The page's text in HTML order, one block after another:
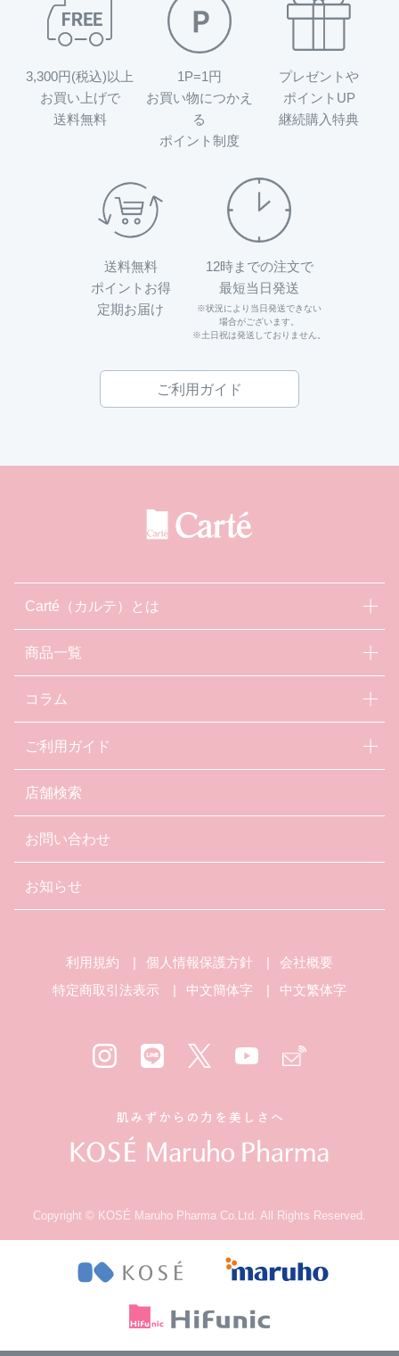
3,300円(税込)以上
お買い上げで
送料無料
1P=1円
お買い物につかえ
る
ポイント制度
プレゼントや
ポイントUP
継続購入特典
送料無料
ポイントお得
定期お届け
12時までの注文で
最短当日発送
※状況により当日発送できない
場合がございます。
※土日祝は発送しておりません。
ご利用ガイド
Carté（カルテ）とは
商品一覧
コラム
ご利用ガイド
店舗検索
お問い合わせ
お知らせ
利用規約 個人情報保護方針
会社概要
特定商取引法表示
中文簡体字 中文繁体字
Copyright © KOSÉ Maruho Pharma Co.Ltd. All Rights Reserved.